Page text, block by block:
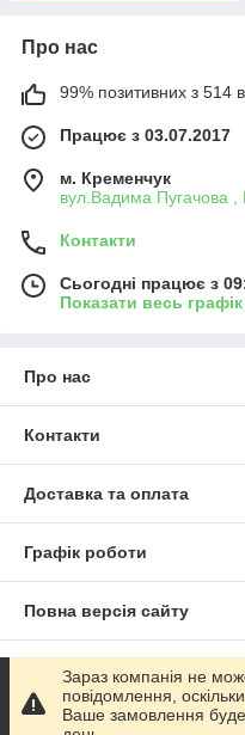
Про нас
99% позитивних з 514
Працює з 03.07.2017
м. Кременчук
вул.Вадима Пугачова ,
Контакти
Сьогодні працює з
Показати весь
Про нас
Контакти
Доставка та оплата
Графік роботи
Повна версія сайту
Сайт створено на
Політика конфіденційності
Зараз компанія не
повідомлення,
Ваше замовлення